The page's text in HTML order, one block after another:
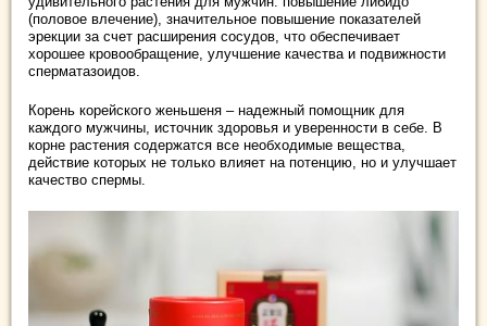
(половое влечение), значительное повышение показателей
эрекции за счет расширения сосудов, что обеспечивает
хорошее кровообращение, улучшение качества и подвижности
сперматазоидов.
Корень корейского женьшеня – надежный помощник для
каждого мужчины, источник здоровья и уверенности в себе. В
корне растения содержатся все необходимые вещества,
действие которых не только влияет на потенцию, но и улучшает
качество спермы.